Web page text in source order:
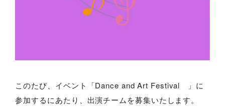
このたび、イベント「Dance and Art Festival 」に
参加するにあたり、出演チームを募集いたします。